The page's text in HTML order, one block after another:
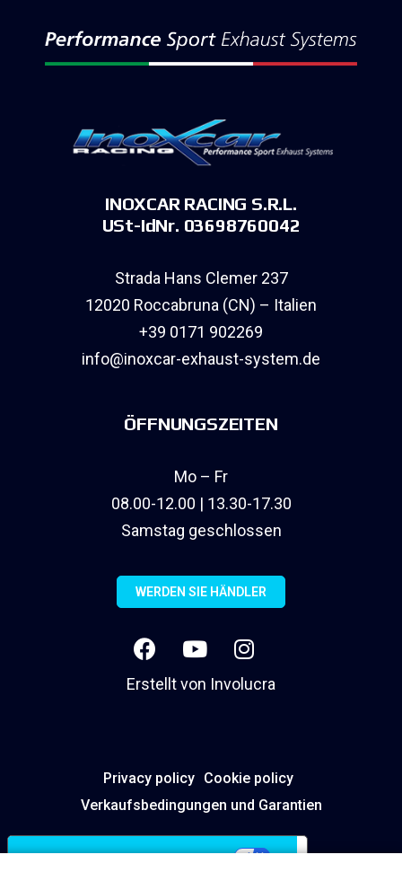
INOXCAR RACING S.R.L.
USt-IdNr. 03698760042
Strada Hans Clemer 237
12020 Roccabruna (CN) – Italien
+39 0171 902269
info@inoxcar-exhaust-system.de
ÖFFNUNGSZEITEN
Mo – Fr
08.00-12.00 | 13.30-17.30
Samstag geschlossen
WERDEN SIE HÄNDLER
Erstellt von Involucra
Privacy policy Cookie policy
Verkaufsbedingungen und Garantien